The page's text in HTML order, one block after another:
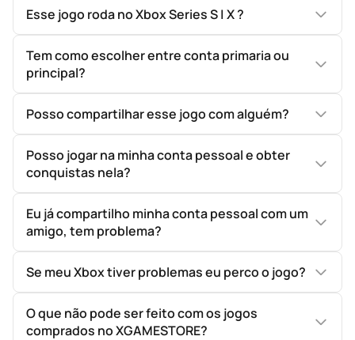
Esse jogo roda no Xbox Series S | X ?
Tem como escolher entre conta primaria ou
principal?
Posso compartilhar esse jogo com alguém?
Posso jogar na minha conta pessoal e obter
conquistas nela?
Eu já compartilho minha conta pessoal com um
amigo, tem problema?
Se meu Xbox tiver problemas eu perco o jogo?
O que não pode ser feito com os jogos
comprados no XGAMESTORE?